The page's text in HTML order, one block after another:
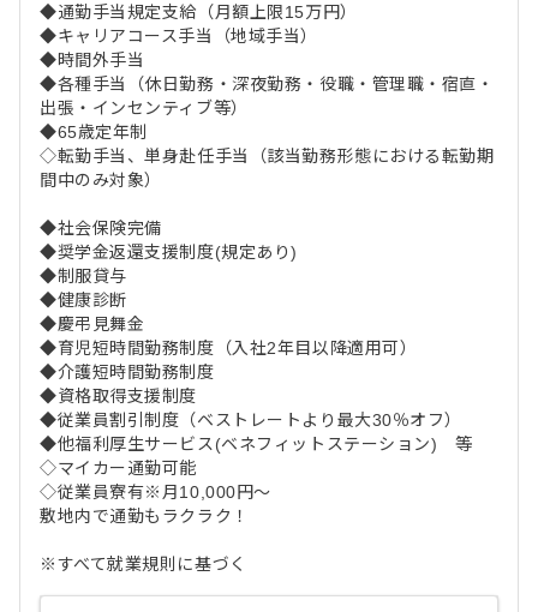
◆通勤手当規定支給（月額上限15万円）
◆キャリアコース手当（地域手当）
◆時間外手当
◆各種手当（休日勤務・深夜勤務・役職・管理職・宿直・
出張・インセンティブ等）
◆65歳定年制
◇転勤手当、単身赴任手当（該当勤務形態における転勤期
間中のみ対象）
◆社会保険完備
◆奨学金返還支援制度(規定あり)
◆制服貸与
◆健康診断
◆慶弔見舞金
◆育児短時間勤務制度（入社2年目以降適用可）
◆介護短時間勤務制度
◆資格取得支援制度
◆従業員割引制度（ベストレートより最大30％オフ）
◆他福利厚生サービス(ベネフィットステーション) 等
◇マイカー通勤可能
◇従業員寮有※月10,000円～
敷地内で通勤もラクラク！
※すべて就業規則に基づく